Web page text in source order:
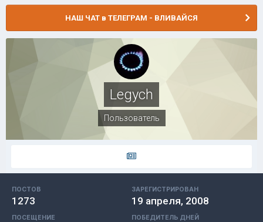
НАШ ЧАТ в ТЕЛЕГРАМ - ВЛИВАЙСЯ
Legych
Пользователь
ПОСТОВ
1273
ЗАРЕГИСТРИРОВАН
19 апреля, 2008
ПОСЕЩЕНИЕ ПОБЕДИТЕЛЬ ДНЕЙ